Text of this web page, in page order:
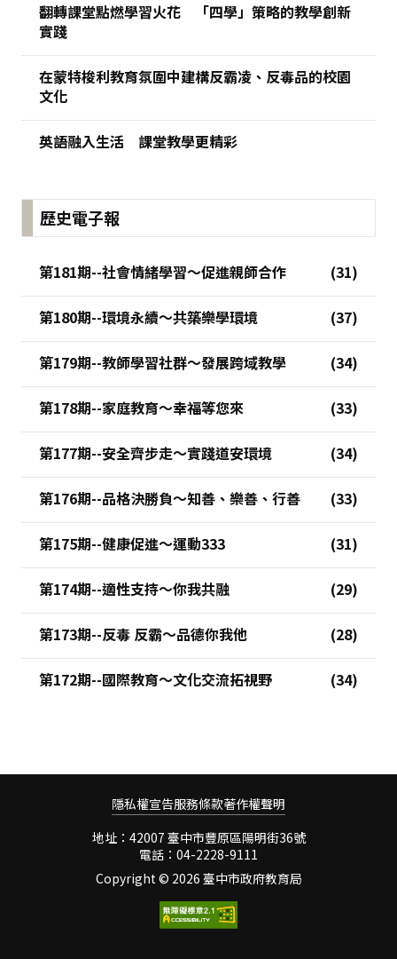
翻轉課堂點燃學習火花 「四學」策略的教學創新
實踐
在蒙特梭利教育氛圍中建構反霸凌、反毒品的校園
文化
英語融入生活 課堂教學更精彩
歷史電子報
第181期--社會情緒學習～促進親師合作
第180期--環境永續～共築樂學環境
第179期--教師學習社群～發展跨域教學
第178期--家庭教育～幸福等您來
第177期--安全齊步走～實踐道安環境
第176期--品格決勝負～知善、樂善、行善
第175期--健康促進～運動333
第174期--適性支持～你我共融
第173期--反毒 反霸～品德你我他
第172期--國際教育～文化交流拓視野
隱私權宣告服務條款著作權聲明
地址：42007 臺中市豐原區陽明街36號
電話：04-2228-9111
Copyright © 2026 臺中市政府教育局